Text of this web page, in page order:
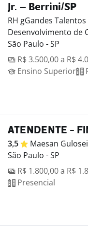
Jr. – Berrini/SP
RH gGandes Talentos
Desenvolvimento de
São Paulo - SP
R$ 3.500,00 a R$
Ensino Superior
ATENDENTE -
3,5 Maesan
São Paulo - SP
R$ 1.800,00 a R$
Presencial